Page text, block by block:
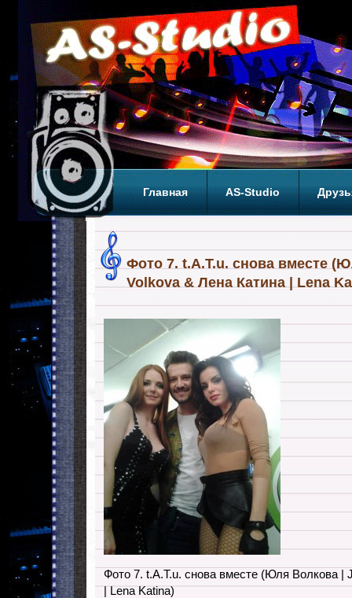
Главная AS-Studio
Фото 7. t.A.T.u. снова вместе
Volkova & Лена Катина | Lena
Фото 7. t.A.T.u. снова вместе (Юля Волкова |
| Lena Katina)